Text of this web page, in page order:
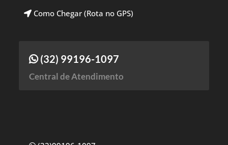
Como Chegar (Rota no GPS)
(32) 99196-1097
Central de Atendimento